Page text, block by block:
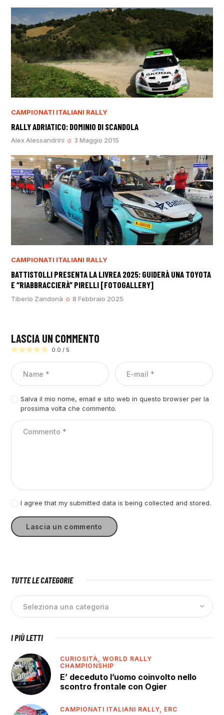
CAMPIONATI ITALIANI RALLY
RALLY ADRIATICO: DOMINIO DI SCANDOLA
Alex Alessandrini 3 Maggio 2015
CAMPIONATI ITALIANI RALLY
BATTISTOLLI PRESENTA LA LIVREA 2025: GUIDERÀ UNA TOYOTA
E “RIABBRACCIERÀ” PIRELLI [FOTOGALLERY]
Tiberio Zandonà 8 Febbraio 2025
LASCIA UN COMMENTO
0.0 / 5
Salva il mio nome, email e sito web in questo browser per la
prossima volta che commento.
I agree that my submitted data is being collected and stored.
TUTTE LE CATEGORIE
I PIÙ LETTI
CURIOSITÀ,WORLD RALLY
CHAMPIONSHIP
E’ deceduto l’uomo coinvolto nello
scontro frontale con Ogier
CAMPIONATI ITALIANI RALLY, ERC